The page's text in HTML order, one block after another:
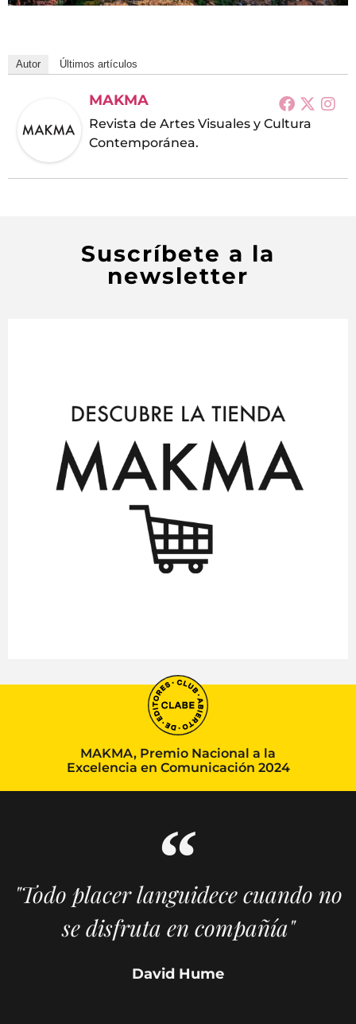
Autor Últimos artículos
MAKMA
Revista de Artes Visuales y Cultura
Contemporánea.
Suscríbete a la
newsletter
MAKMA, Premio Nacional a la
Excelencia en Comunicación 2024
"Todo placer languidece cuando no
se disfruta en compañía"
David Hume